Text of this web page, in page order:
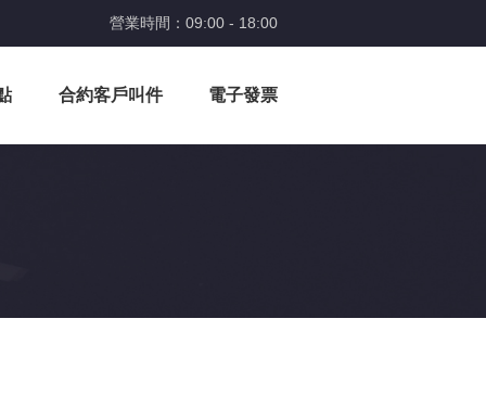
營業時間：09:00 - 18:00
合約客戶叫件 電子發票